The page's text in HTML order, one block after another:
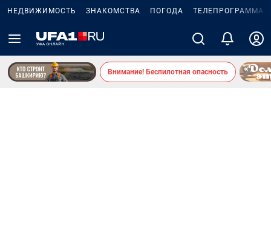
НЕДВИЖИМОСТЬ ЗНАКОМСТВА ПОГОДА ТЕЛЕПРОГРАММА
Внимание! Беспилотная опасность